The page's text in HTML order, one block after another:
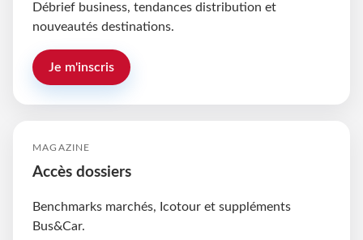
Débrief business, tendances distribution et
nouveautés destinations.
Je m'inscris
MAGAZINE
Accès dossiers
Benchmarks marchés, Icotour et suppléments
Bus&Car.